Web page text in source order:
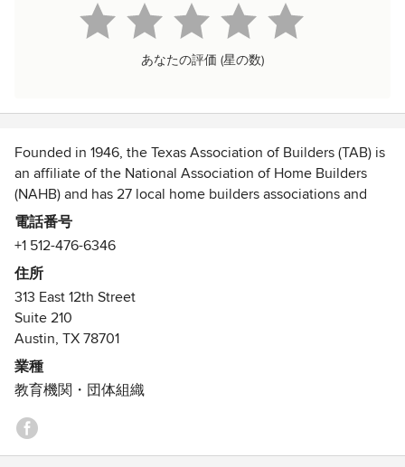
あなたの評価 (星の数)
Founded in 1946, the Texas Association of Builders (TAB) is
an affiliate of the National Association of Home Builders
(NAHB) and has 27 local home builders associations and
nearly 10,000 members across Texas. Representing over
702,500 jobs and more than $31.1 billion annually in the
crucial role in providing housing for Texans.
電話番号
+1 512-476-6346
住所
313 East 12th Street
Suite 210
Austin, TX 78701
業種
教育機関・団体組織